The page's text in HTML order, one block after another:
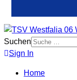
Suchen
Sign In
Home